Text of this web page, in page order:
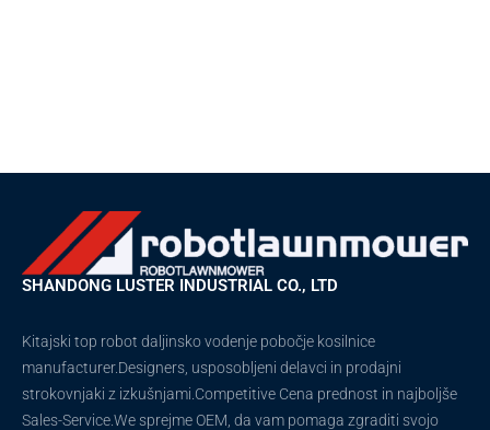
SHANDONG LUSTER INDUSTRIAL CO., LTD
Kitajski top robot daljinsko vodenje pobočje kosilnice
manufacturer.Designers, usposobljeni delavci in prodajni
strokovnjaki z izkušnjami.Competitive Cena prednost in najboljše
Sales-Service.We sprejme OEM, da vam pomaga zgraditi svojo